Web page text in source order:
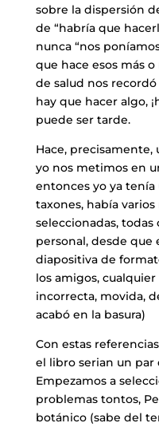
sobre la dispersión
de “habría que
nunca “nos
que hace esos más
de salud nos
hay que hacer algo,
puede ser tarde.
Hace, precisamente,
yo nos metimos en
entonces yo ya
taxones, había
seleccionadas,
personal, desde
diapositiva de
los amigos,
incorrecta, movida,
acabó en la basura)
Con estas
el libro serian un par
Empezamos a
problemas tontos,
botánico (sabe del